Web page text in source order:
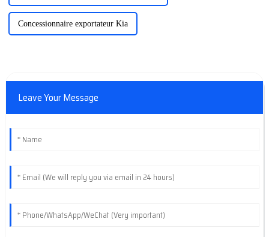
Concessionnaire exportateur Kia
Leave Your Message